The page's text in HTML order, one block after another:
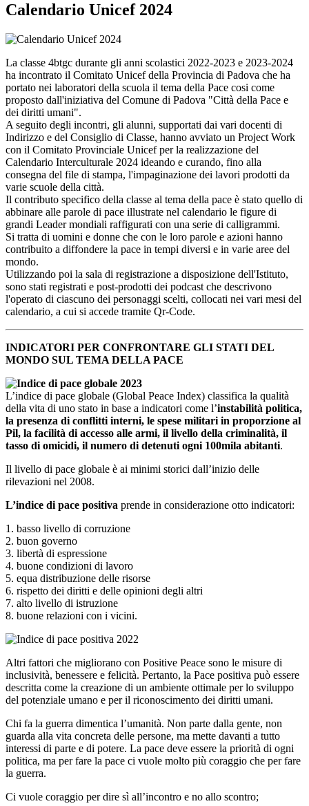
Calendario Unicef 2024
La classe 4btgc durante gli anni scolastici 2022-2023 e 2023-2024
ha incontrato il Comitato Unicef della Provincia di Padova che ha
portato nei laboratori della scuola il tema della Pace cosi come
proposto dall'iniziativa del Comune di Padova "Città della Pace e
dei diritti umani".
A seguito degli incontri, gli alunni, supportati dai vari docenti di
Indirizzo e del Consiglio di Classe, hanno avviato un Project Work
con il Comitato Provinciale Unicef per la realizzazione del
Calendario Interculturale 2024 ideando e curando, fino alla
consegna del file di stampa, l'impaginazione dei lavori prodotti da
varie scuole della città.
Il contributo specifico della classe al tema della pace è stato quello di
abbinare alle parole di pace illustrate nel calendario le figure di
grandi Leader mondiali raffigurati con una serie di calligrammi.
Si tratta di uomini e donne che con le loro parole e azioni hanno
contribuito a diffondere la pace in tempi diversi e in varie aree del
mondo.
Utilizzando poi la sala di registrazione a disposizione dell'Istituto,
sono stati registrati e post-prodotti dei podcast che descrivono
l'operato di ciascuno dei personaggi scelti, collocati nei vari mesi del
calendario, a cui si accede tramite Qr-Code.
INDICATORI PER CONFRONTARE GLI STATI DEL
MONDO SUL TEMA DELLA PACE
L’indice di pace globale (Global Peace Index) classifica la qualità
della vita di uno stato in base a indicatori come l’instabilità politica,
la presenza di conflitti interni, le spese militari in proporzione al
Pil, la facilità di accesso alle armi, il livello della criminalità, il
tasso di omicidi, il numero di detenuti ogni 100mila abitanti.
Il livello di pace globale è ai minimi storici dall’inizio delle
rilevazioni nel 2008.
L’indice di pace positiva prende in considerazione otto indicatori:
1. basso livello di corruzione
2. buon governo
3. libertà di espressione
4. buone condizioni di lavoro
5. equa distribuzione delle risorse
6. rispetto dei diritti e delle opinioni degli altri
7. alto livello di istruzione
8. buone relazioni con i vicini.
Altri fattori che migliorano con Positive Peace sono le misure di
inclusività, benessere e felicità. Pertanto, la Pace positiva può essere
descritta come la creazione di un ambiente ottimale per lo sviluppo
del potenziale umano e per il riconoscimento dei diritti umani.
Chi fa la guerra dimentica l’umanità. Non parte dalla gente, non
guarda alla vita concreta delle persone, ma mette davanti a tutto
interessi di parte e di potere. La pace deve essere la priorità di ogni
politica, ma per fare la pace ci vuole molto più coraggio che per fare
la guerra.
Ci vuole coraggio per dire sì all’incontro e no allo scontro;